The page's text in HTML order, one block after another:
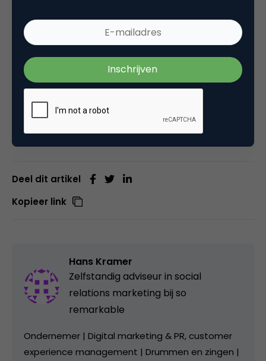
2. ‘Nee’ is ook een antwoord
3. Beloof geen dingen die je niet waar kunt maken
4. Niet iedere klant durft of wil online in gesprek
5. Communiceer proactief, niet alleen reactief
Deel dit artikel
Kopieer link
Hans Kramer
Zelfstandig adviseur in social
relations marketing bij so
remarkable
Ondernemer | Digital marketing & PR, customer
experience management | Drummen en zingen |